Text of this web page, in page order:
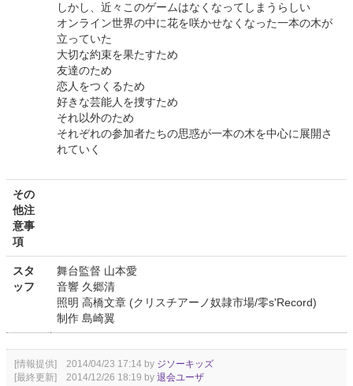
しかし、近々このゲームはなくなってしまうらしい
オンライン世界の中に花を咲かせなくなった一本の木が
立っていた
大切な約束を果たすため
友達のため
恋人をつくるため
好きな芸能人を捜すため
それ以外のため
それぞれの参加者たちの思惑が一本の木を中心に展開さ
れていく
その
他注
意事
項
スタ
ッフ
舞台監督 山本愛
音響 久郷清
照明 高橋文章 (クリスチアーノ奴隷市場/零s'Record)
制作 島崎翼
[情報提供] 2014/04/23 17:14 by ジソーキッズ
[最終更新] 2014/12/26 18:19 by 退会ユーザ